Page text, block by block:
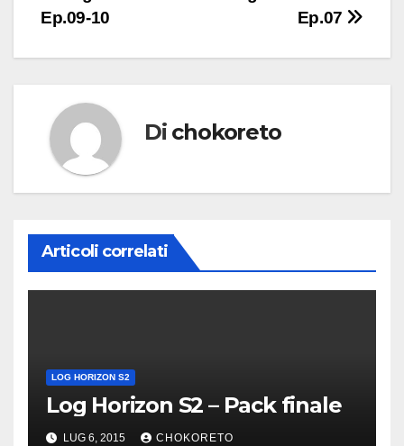
articoli
Ep.07
Ep.09-10
Di chokoreto
Articoli correlati
LOG HORIZON S2
Log Horizon S2 – Pack finale
LUG 6, 2015 CHOKORETO